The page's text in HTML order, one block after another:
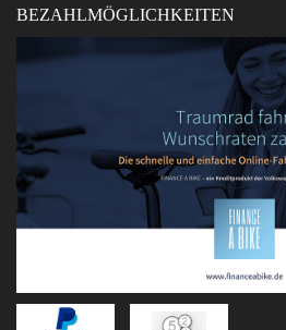
BEZAHLMÖGLICHKEITEN